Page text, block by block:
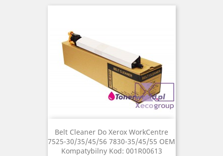
Belt Cleaner Do Xerox WorkCentre
7525-30/35/45/56 7830-35/45/55 OEM
Kompatybilny Kod: 001R00613